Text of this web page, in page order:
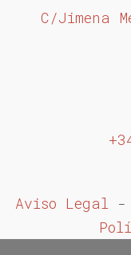
C/Jimena
Aviso Legal -